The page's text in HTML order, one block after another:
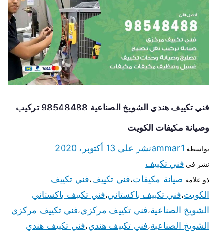
فني تكييف هندي الشويخ الصناعية 98548488 تركيب
وصيانة مكيفات الكويت
بواسطة ammar1نشر على 13 أكتوبر، 2020
نشر في فني تكييف
ذو علامة صيانة مكيفات،فني تكييف،فني تكييف
الكويت،فني تكييف باكستاني،فني تكييف باكستاني
الشويخ الصناعية،فني تكييف مركزي،فني تكييف مركزي
الشويخ الصناعية،فني تكييف هندي،فني تكييف هندي